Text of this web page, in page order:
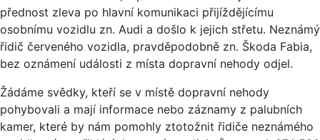
přednost zleva po hlavní komunikaci přijíždějícímu
osobnímu vozidlu zn. Audi a došlo k jejich střetu. Neznámý
řidič červeného vozidla, pravděpodobně zn. Škoda Fabia,
bez oznámení události z místa dopravní nehody odjel.
Žádáme svědky, kteří se v místě dopravní nehody
pohybovali a mají informace nebo záznamy z palubních
kamer, které by nám pomohly ztotožnit řidiče neznámého